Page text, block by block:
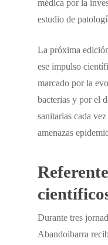
médica por la
estudio de
La próxima
ese impulso
marcado por la
bacterias y por el
sanitarias cada
amenazas
Durante tres
Abandoibarra